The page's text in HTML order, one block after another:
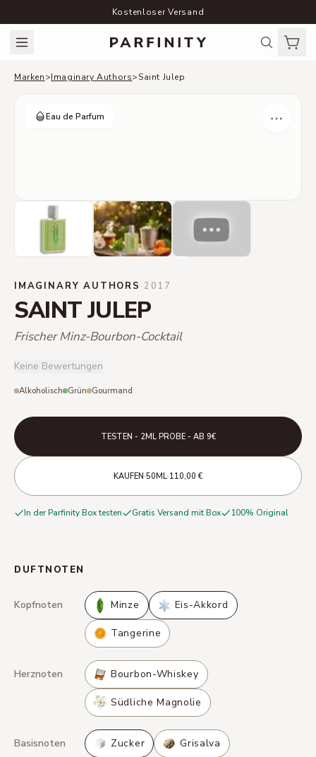
Kostenloser Versand
Marken>Imaginary Authors>Saint Julep
Eau de Parfum
IMAGINARY AUTHORS ·2017
SAINT JULEP
Frischer Minz-Bourbon-Cocktail
Keine Bewertungen
Alkoholisch Grün Gourmand
TESTEN - 2ML PROBE - AB 9€
KAUFEN·50ML·110,00 €
In der Parfinity Box testen Gratis Versand mit Box 100% Original
DUFTNOTEN
Kopfnoten Minze Eis-Akkord
Tangerine
Herznoten Bourbon-Whiskey
Südliche Magnolie
Basisnoten Zucker Grisalva